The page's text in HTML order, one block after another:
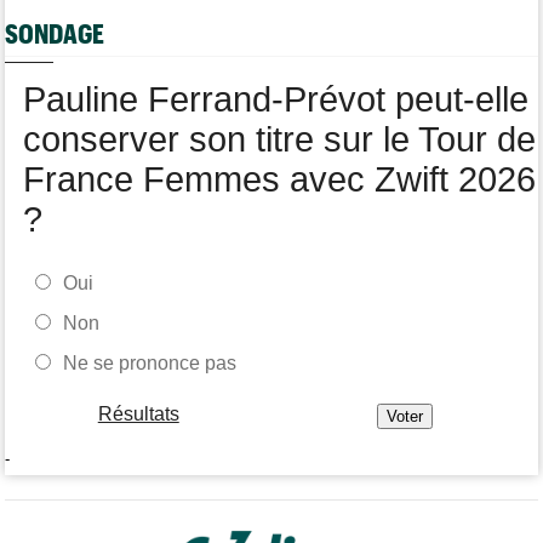
Émilien Jacquelin va faire ses grands débuts en compétition le
SONDAGE
Pauline Ferrand-Prévot peut-elle
conserver son titre sur le Tour de
France Femmes avec Zwift 2026
?
Oui
Non
Ne se prononce pas
Résultats
-